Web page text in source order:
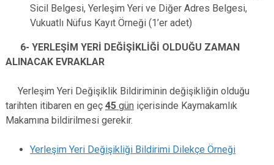
Sicil Belgesi, Yerleşim Yeri ve Diğer Adres Belgesi,
Vukuatlı Nüfus Kayıt Örneği (1’er adet)
6- YERLEŞİM YERİ DEĞİŞİKLİĞİ OLDUĞU ZAMAN
ALINACAK EVRAKLAR
Yerleşim Yeri Değişiklik Bildiriminin değişikliğin olduğu
tarihten itibaren en geç 45 gün içerisinde Kaymakamlık
Makamına bildirilmesi gerekir.
Yerleşim Yeri Değişikliği Bildirimi Dilekçe Örneği